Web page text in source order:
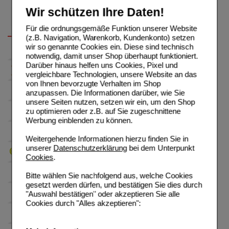
Wir schützen Ihre Daten!
Für die ordnungsgemäße Funktion unserer Website
(z.B. Navigation, Warenkorb, Kundenkonto) setzen
wir so genannte Cookies ein. Diese sind technisch
notwendig, damit unser Shop überhaupt funktioniert.
Darüber hinaus helfen uns Cookies, Pixel und
vergleichbare Technologien, unsere Website an das
von Ihnen bevorzugte Verhalten im Shop
anzupassen. Die Informationen darüber, wie Sie
unsere Seiten nutzen, setzen wir ein, um den Shop
zu optimieren oder z.B. auf Sie zugeschnittene
Werbung einblenden zu können.
Weitergehende Informationen hierzu finden Sie in
unserer Datenschutzerklärungbei dem Unterpunkt
Cookies.
Bitte wählen Sie nachfolgend aus, welche Cookies
gesetzt werden dürfen, und bestätigen Sie dies durch
"Auswahl bestätigen" oder akzeptieren Sie alle
Cookies durch "Alles akzeptieren":